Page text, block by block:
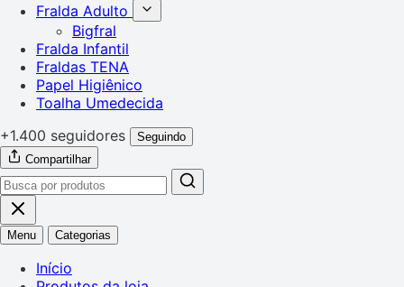
Fralda Adulto
Bigfral
Fralda Infantil
Fraldas TENA
Papel Higiênico
Toalha Umedecida
+1.400 seguidores
Seguindo
Compartilhar
Menu Categorias
Início